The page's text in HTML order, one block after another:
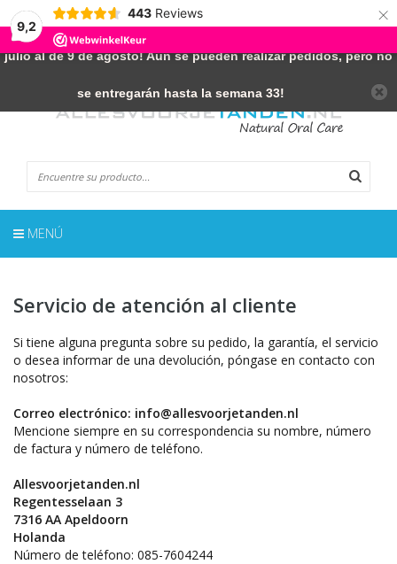
9,2
443 Reviews ×
MENÚ
Servicio de atención al cliente
Si tiene alguna pregunta sobre su pedido, la garantía, el servicio
o desea informar de una devolución, póngase en contacto con
nosotros:
Correo electrónico: info@allesvoorjetanden.nl
Mencione siempre en su correspondencia su nombre, número
de factura y número de teléfono.
Allesvoorjetanden.nl
Regentesselaan 3
7316 AA Apeldoorn
Holanda
Número de teléfono: 085-7604244
← ¡NÓTESE BIEN!- ¡La tienda online estará cerrada del 17 de
julio al de 9 de agosto! Aún se pueden realizar pedidos, pero no
se entregarán hasta la semana 33!